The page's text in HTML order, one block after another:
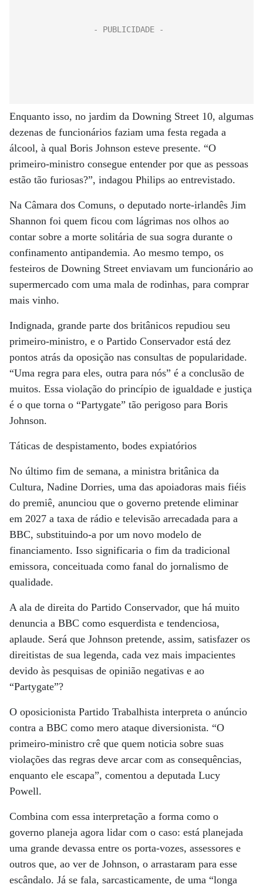
Enquanto isso, no jardim da Downing Street 10, algumas
dezenas de funcionários faziam uma festa regada a
álcool, à qual Boris Johnson esteve presente. “O
primeiro-ministro consegue entender por que as pessoas
estão tão furiosas?”, indagou Philips ao entrevistado.
Na Câmara dos Comuns, o deputado norte-irlandês Jim
Shannon foi quem ficou com lágrimas nos olhos ao
contar sobre a morte solitária de sua sogra durante o
confinamento antipandemia. Ao mesmo tempo, os
festeiros de Downing Street enviavam um funcionário ao
supermercado com uma mala de rodinhas, para comprar
mais vinho.
Indignada, grande parte dos britânicos repudiou seu
primeiro-ministro, e o Partido Conservador está dez
pontos atrás da oposição nas consultas de popularidade.
“Uma regra para eles, outra para nós” é a conclusão de
muitos. Essa violação do princípio de igualdade e justiça
é o que torna o “Partygate” tão perigoso para Boris
Johnson.
Táticas de despistamento, bodes expiatórios
No último fim de semana, a ministra britânica da
Cultura, Nadine Dorries, uma das apoiadoras mais fiéis
do premiê, anunciou que o governo pretende eliminar
em 2027 a taxa de rádio e televisão arrecadada para a
BBC, substituindo-a por um novo modelo de
financiamento. Isso significaria o fim da tradicional
emissora, conceituada como fanal do jornalismo de
qualidade.
A ala de direita do Partido Conservador, que há muito
denuncia a BBC como esquerdista e tendenciosa,
aplaude. Será que Johnson pretende, assim, satisfazer os
direitistas de sua legenda, cada vez mais impacientes
devido às pesquisas de opinião negativas e ao
“Partygate”?
O oposicionista Partido Trabalhista interpreta o anúncio
contra a BBC como mero ataque diversionista. “O
primeiro-ministro crê que quem noticia sobre suas
violações das regras deve arcar com as consequências,
enquanto ele escapa”, comentou a deputada Lucy
Powell.
Combina com essa interpretação a forma como o
governo planeja agora lidar com o caso: está planejada
uma grande devassa entre os porta-vozes, assessores e
outros que, ao ver de Johnson, o arrastaram para esse
escândalo. Já se fala, sarcasticamente, de uma “longa